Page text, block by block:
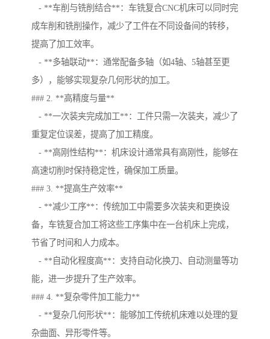
- **车削与铣削结合**：车铣复合CNC机床可以同时完
成车削和铣削操作，减少了工件在不同设备间的转移，
提高了加工效率。
- **多轴联动**：通常配备多轴（如4轴、5轴甚至更
多），能够实现复杂几何形状的加工。
### 2. **高精度与量**
- **一次装夹完成加工**：工件只需一次装夹，减少了
重复定位误差，提高了加工精度。
- **高刚性结构**：机床设计通常具有高刚性，能够在
高速切削时保持稳定性，确保加工质量。
### 3. **提高生产效率**
- **减少工序**：传统加工中需要多次装夹和更换设
备，车铣复合加工将这些工序集中在一台机床上完成，
节省了时间和人力成本。
- **自动化程度高**：支持自动化换刀、自动测量等功
能，进一步提升了生产效率。
### 4. **复杂零件加工能力**
- **复杂几何形状**：能够加工传统机床难以处理的复
杂曲面、异形零件等。